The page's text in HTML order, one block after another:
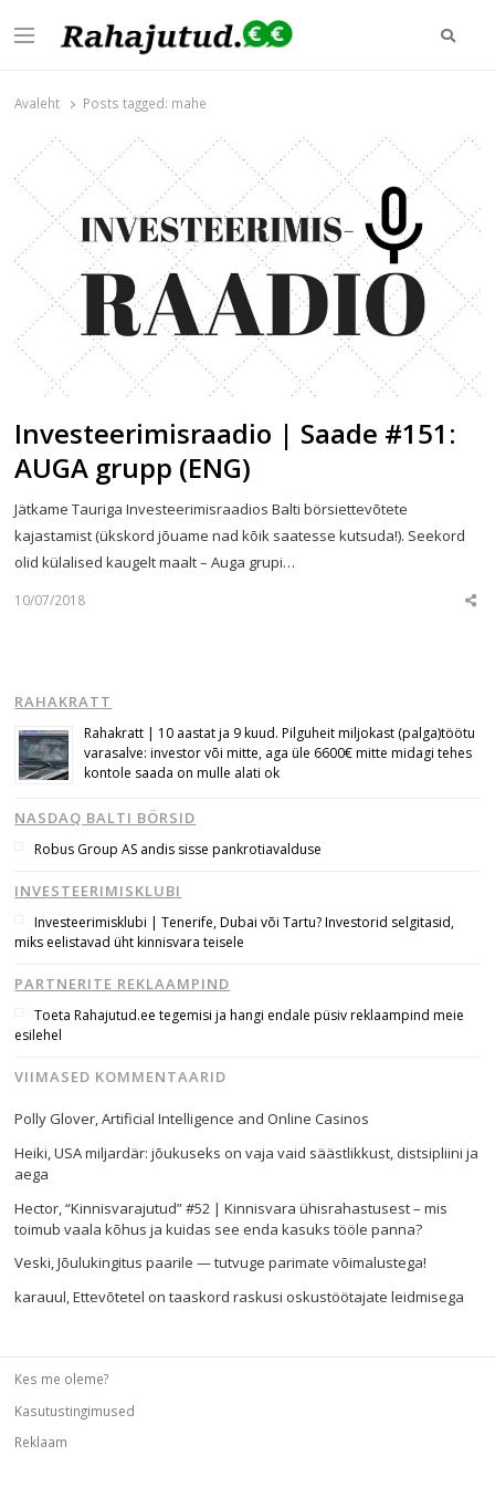
Menu Otsi
Avaleht Posts tagged: mahe
Investeerimisraadio | Saade #151:
AUGA grupp (ENG)
Jätkame Tauriga Investeerimisraadios Balti börsiettevõtete
kajastamist (ükskord jõuame nad kõik saatesse kutsuda!). Seekord
olid külalised kaugelt maalt – Auga grupi…
10/07/2018
RAHAKRATT
Rahakratt | 10 aastat ja 9 kuud. Pilguheit miljokast (palga)töötu
varasalve: investor või mitte, aga üle 6600€ mitte midagi tehes
kontole saada on mulle alati ok
NASDAQ BALTI BÖRSID
Robus Group AS andis sisse pankrotiavalduse
INVESTEERIMISKLUBI
Investeerimisklubi | Tenerife, Dubai või Tartu? Investorid selgitasid,
miks eelistavad üht kinnisvara teisele
PARTNERITE REKLAAMPIND
Toeta Rahajutud.ee tegemisi ja hangi endale püsiv reklaampind meie
esilehel
VIIMASED KOMMENTAARID
Polly Glover,Artificial Intelligence and Online Casinos
Heiki,USA miljardär: jõukuseks on vaja vaid säästlikkust, distsipliini ja
aega
Hector ,“Kinnisvarajutud” #52 | Kinnisvara ühisrahastusest – mis
toimub vaala kõhus ja kuidas see enda kasuks tööle panna?
Veski,Jõulukingitus paarile — tutvuge parimate võimalustega!
karauul,Ettevõtetel on taaskord raskusi oskustöötajate leidmisega
Kes me oleme?
Kasutustingimused
Reklaam